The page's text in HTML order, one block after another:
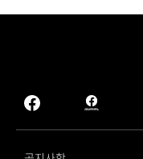
facebook
hmg
journal